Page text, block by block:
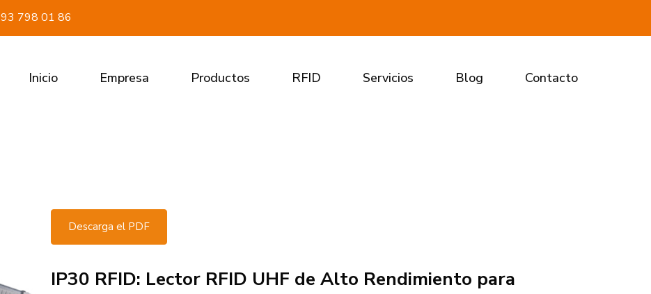
93 798 01 86
Inicio Empresa Productos RFID Servicios Blog Contacto
Descarga el PDF
IP30 RFID: Lector RFID UHF de Alto Rendimiento para